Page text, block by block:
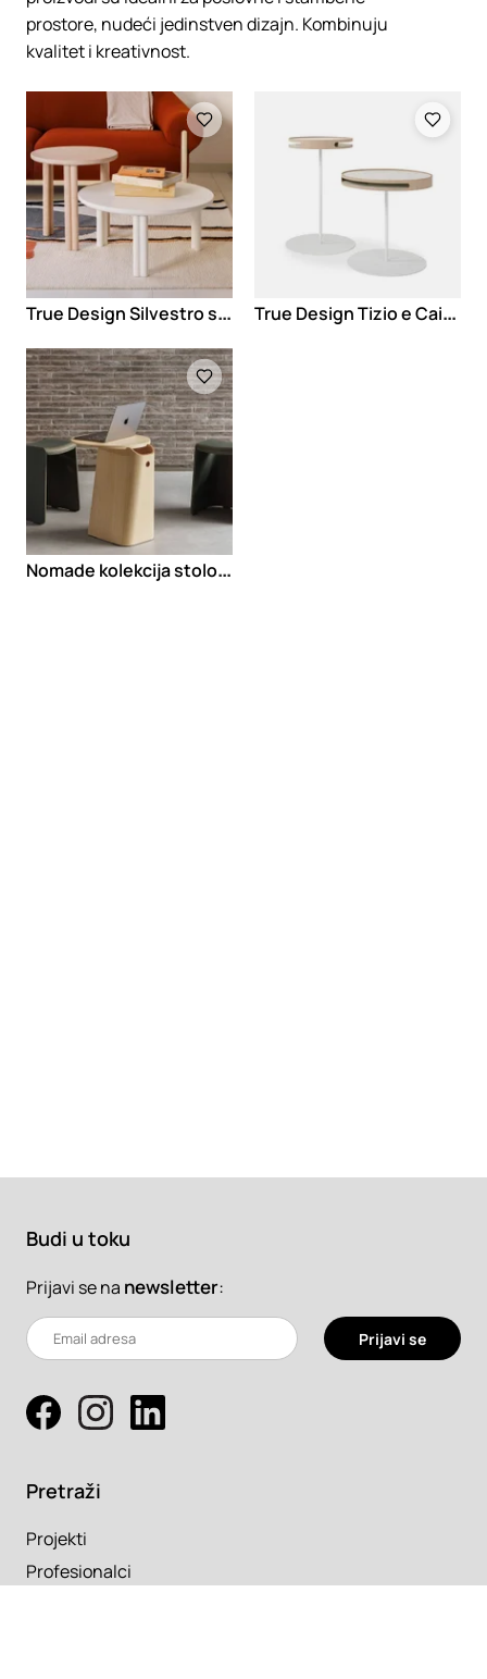
prostore, nudeći jedinstven dizajn. Kombinuju
kvalitet i kreativnost.
T
rue Design Silvestro stočići T
rue Design Tizio e Caio stočić
Loading
N
omade kolekcija stolova
Budi u toku
Prijavi se na newsletter:
Prijavi se
Pretraži
Projekti
Profesionalci